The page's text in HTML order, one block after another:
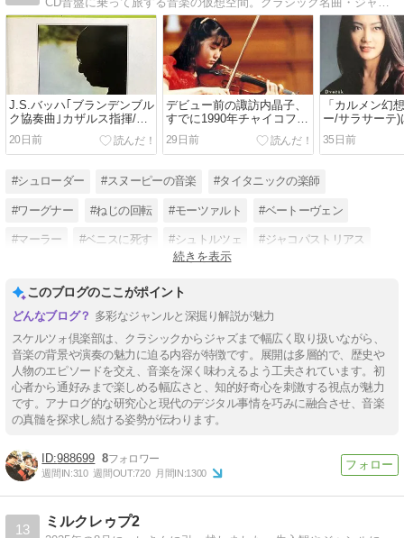
J.S.バッハ｢ブランデンブル
ク協奏曲｣カザルス指揮/マ
ールボロ祝祭管弦楽団
(1964年/CBS)盤 について
思い出したこと、考えたこ
20日前
デビュー前の諏訪内晶子、
すでに1990年チャイコフス
キー･コンクール予選で
「カルメン幻想曲」(ビゼ
ー/サラサーテ) ｢ハバネラ｣
前に｢カルタ三重唱｣を挿入
していた。
29日前
「カルメン幻
ー/サラサーテ)
迎えた ヒロイ
けた一瞬の走
35日前
#シュローダー #スヌーピーの音楽 #タイタニックの楽師
#ワーグナー #ねじの回転 #モーツァルト #ベートーヴェン
#マーラー #ベニスに死す #シュトルツェ #ジャコパストリアス
続きを表示
このブログのここがポイント
多彩なジャンルと深掘り解説が魅力
スケルツォ倶楽部は、クラシックからジャズまで幅広く取り扱いながら、
音楽の背景や演奏の魅力に迫る内容が特徴です。展開は多層的で、歴史や
人物のエピソードを交え、音楽を深く味わえるよう工夫されています。初
心者から通好みまで楽しめる幅広さと、知的好奇心を刺激する視点が魅力
です。アナログ的な研究心と現代のデジタル事情を巧みに融合させ、音楽
の真髄を探求し続ける姿勢が伝わります。
988699 8
週間IN:310 週間OUT:720 月間IN:1300
13
ミルクレゥプ2